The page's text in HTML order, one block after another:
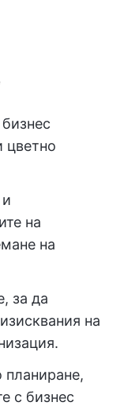
цветно
на
на
за да
на
планиране,
с бизнес